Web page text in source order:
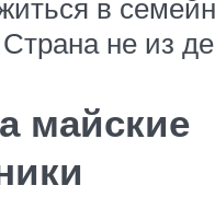
в
не из
майские